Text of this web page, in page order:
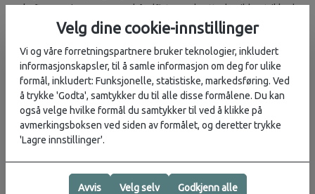
pekefingerspisser, neoprenhåndflater og brettede, ribbestrikkede
mansjetter.
Disse essensielle hanskene er et isolert tilbehør laget av Rains'
signatur PU-stoff, med fleecefôr på innsiden for ekstra varme og
komfort.
Overflaten er lett med en jevn følelse, noe som gjør hanskene
praktiske for pendling, enten på sykkel eller til fots.
Detaljer:
Vanntett signatur PU-stoff
Fôret med fleece
Velg dine cookie-innstillinger
Vi og våre forretningspartnere bruker teknologier, inkludert
informasjonskapsler, til å samle informasjon om deg for ulike
formål, inkludert: Funksjonelle, statistiske, markedsføring. Ved
å trykke 'Godta', samtykker du til alle disse formålene. Du kan
også velge hvilke formål du samtykker til ved å klikke på
avmerkingsboksen ved siden av formålet, og deretter trykke
'Lagre innstillinger'.
Avvis Velg selv Godkjenn alle